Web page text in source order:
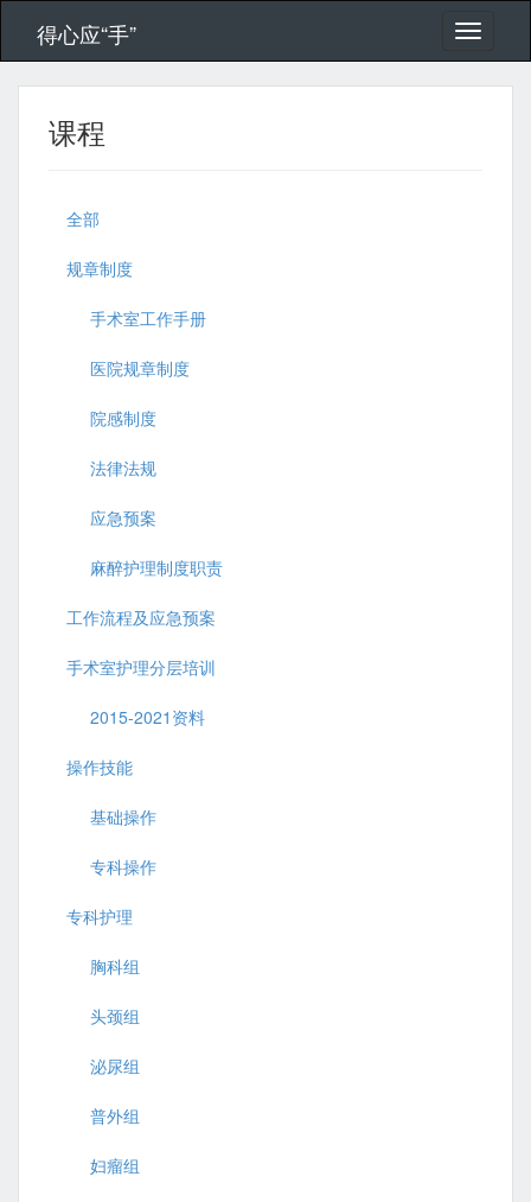
得心应“手”
课程
全部
规章制度
手术室工作手册
医院规章制度
院感制度
法律法规
应急预案
麻醉护理制度职责
工作流程及应急预案
手术室护理分层培训
2015-2021资料
操作技能
基础操作
专科操作
专科护理
胸科组
头颈组
泌尿组
普外组
妇瘤组